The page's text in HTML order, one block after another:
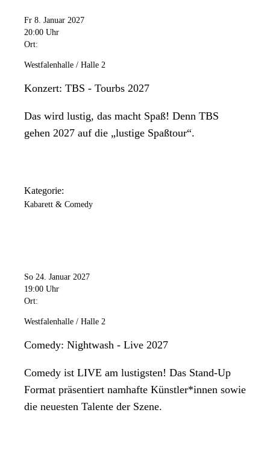
Fr 8. Januar 2027
20:00 Uhr
Ort:
Westfalenhalle / Halle 2
Konzert: TBS - Tourbs 2027
Das wird lustig, das macht Spaß! Denn TBS
gehen 2027 auf die „lustige Spaßtour“.
Kategorie:
Kabarett & Comedy
So 24. Januar 2027
19:00 Uhr
Ort:
Westfalenhalle / Halle 2
Comedy: Nightwash - Live 2027
Comedy ist LIVE am lustigsten! Das Stand-Up
Format präsentiert namhafte Künstler*innen sowie
die neuesten Talente der Szene.